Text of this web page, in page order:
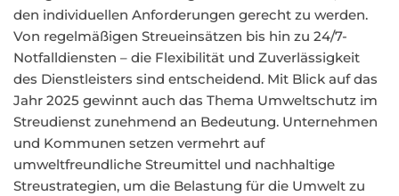
den individuellen Anforderungen gerecht zu werden.
Von regelmäßigen Streueinsätzen bis hin zu 24/7-
Notfalldiensten – die Flexibilität und Zuverlässigkeit
des Dienstleisters sind entscheidend. Mit Blick auf das
Jahr 2025 gewinnt auch das Thema Umweltschutz im
Streudienst zunehmend an Bedeutung. Unternehmen
und Kommunen setzen vermehrt auf
umweltfreundliche Streumittel und nachhaltige
Streustrategien, um die Belastung für die Umwelt zu